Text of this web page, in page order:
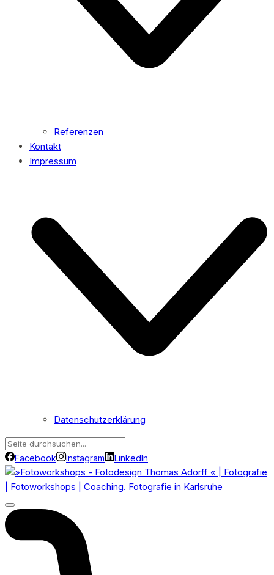
Referenzen
Kontakt
Impressum
Datenschutzerklärung
Facebook Instagram LinkedIn